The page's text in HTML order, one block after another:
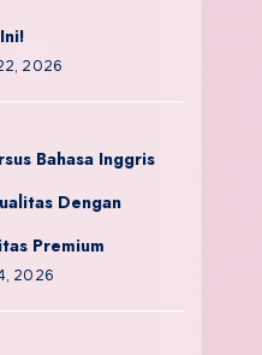
2026
Bahasa Inggris
Dengan
Premium
2026